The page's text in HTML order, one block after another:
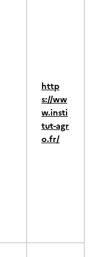
http
s://ww
w.insti
tut-agr
o.fr/